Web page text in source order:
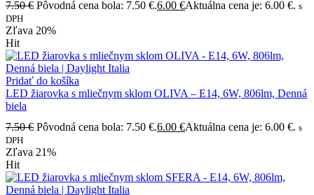
7.50€ Pôvodná cena bola: 7.50 €.6.00 €Aktuálna cena je: 6.00 €. s
DPH
Zľava 20%
Hit
Pridať do košíka
LED žiarovka s mliečnym sklom OLIVA – E14, 6W, 806lm, Denná
biela
7.50€ Pôvodná cena bola: 7.50 €.6.00 €Aktuálna cena je: 6.00 €. s
DPH
Zľava 21%
Hit